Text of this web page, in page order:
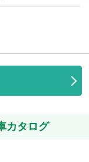
カタログ